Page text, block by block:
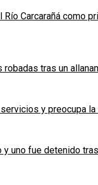
Carcarañá como
tras un
y preocupa
uno fue detenido